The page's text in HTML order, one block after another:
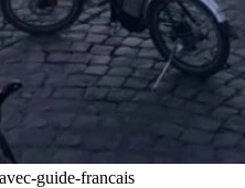
guide-francais